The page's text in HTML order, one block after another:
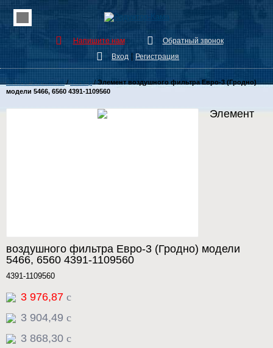
Напишите нам
Обратный звонок
Вход
Регистрация
Каталог Запчастей/Фильтр/Элемент воздушного фильтра Евро-3 (Гродно)
модели 5466, 6560 4391-1109560
Элемент
воздушного фильтра Евро-3 (Гродно) модели
5466, 6560 4391-1109560
4391-1109560
3 976,87 c
3 904,49 c
3 868,30 c